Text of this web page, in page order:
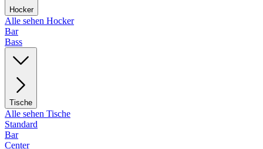
Hocker
Alle sehen Hocker
Bar
Bass
Tische
Alle sehen Tische
Standard
Bar
Center